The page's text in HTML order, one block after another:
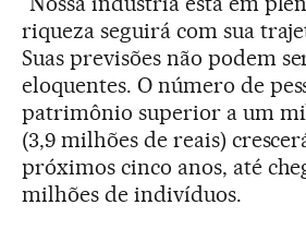
riqueza seguirá com sua
Suas previsões não podem
eloquentes. O número de
patrimônio superior a um
(3,9 milhões de reais)
próximos cinco anos, até
milhões de indivíduos.